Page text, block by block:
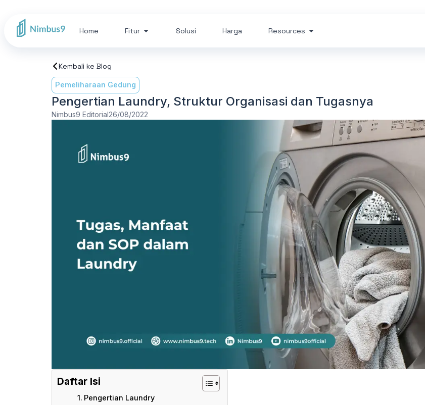
Home Fitur Solusi Harga Resources
Kembali ke Blog
Pemeliharaan Gedung
Pengertian Laundry, Struktur Organisasi dan Tugasnya
Nimbus9 Editorial26/08/2022
Daftar Isi
Pengertian Laundry